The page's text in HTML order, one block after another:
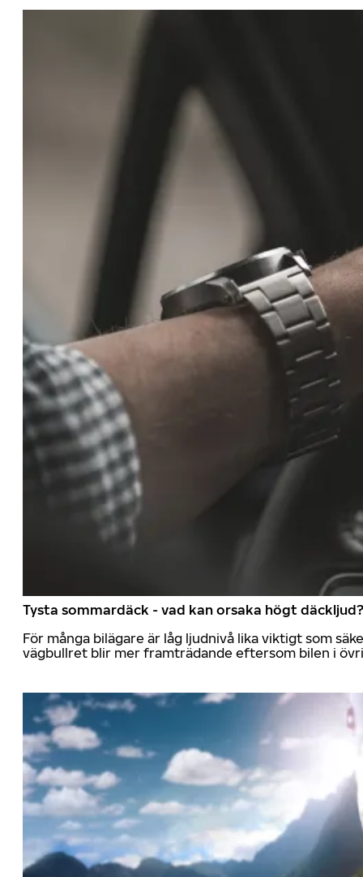
Tysta sommardäck - vad kan orsaka högt däckljud?
För många bilägare är låg ljudnivå lika viktigt som
vägbullret blir mer framträdande eftersom bilen i